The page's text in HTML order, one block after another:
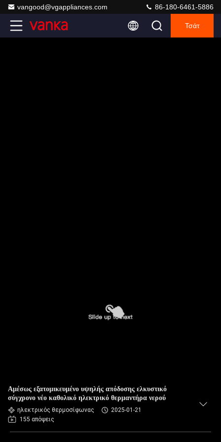
vangood@vgappliances.com 86-180-6461-5886
Τσάτ
Αμέσως εξατομικευμένο υψηλής απόδοσης ελκυστικό
σύγχρονο νέο καθολικό ηλεκτρικό θερμαντήρα νερού
ηλεκτρικός θερμοσίφωνας
2025-01-21
155 απόψεις